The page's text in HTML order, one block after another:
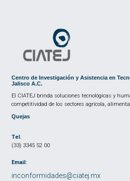
Centro de Investigación y Asistencia en
Jalisco A.C.
El CIATEJ brinda soluciones tecnológicas y
competitividad de los sectores agrícola,
Quejas
Tel.
(33) 3345 52 00
Email:
inconformidades@ciatej.mx